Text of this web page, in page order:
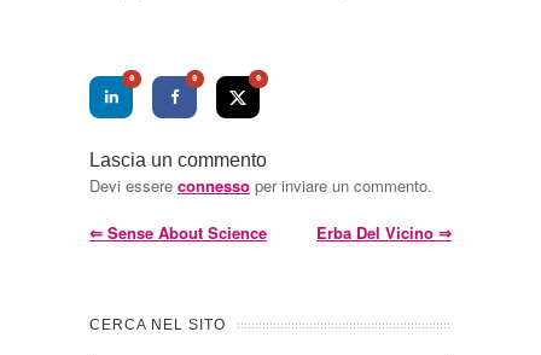
0 0 0
Lascia un commento
Devi essere connesso per inviare un commento.
⇐ Sense About Science Erba Del Vicino ⇒
CERCA NEL SITO